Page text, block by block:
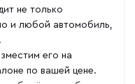
не только
и любой автомобиль,
его на
по вашей цене.